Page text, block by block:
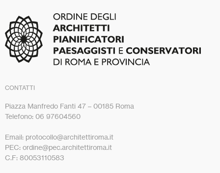
CONTATTI
Piazza Manfredo Fanti 47 – 00185 Roma
Telefono: 06 97604560
Email: protocollo@architettiroma.it
PEC: ordine@pec.architettiroma.it
C.F: 80053110583